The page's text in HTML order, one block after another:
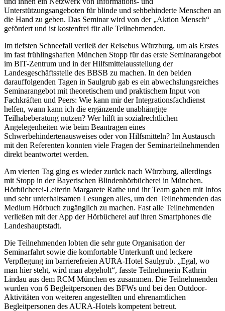
Unterstützungsangeboten für blinde und sehbehinderte Menschen an
die Hand zu geben. Das Seminar wird von der „Aktion Mensch“
gefördert und ist kostenfrei für alle Teilnehmenden.
Im tiefsten Schneefall verließ der Reisebus Würzburg, um als Erstes
im fast frühlingshaften München Stopp für das erste Seminarangebot
im BIT-Zentrum und in der Hilfsmittelausstellung der
Landesgeschäftsstelle des BBSB zu machen. In den beiden
darauffolgenden Tagen in Saulgrub gab es ein abwechslungsreiches
Seminarangebot mit theoretischem und praktischem Input von
Fachkräften und Peers: Wie kann mir der Integrationsfachdienst
helfen, wann kann ich die ergänzende unabhängige
Teilhabeberatung nutzen? Wer hilft in sozialrechtlichen
Angelegenheiten wie beim Beantragen eines
Schwerbehindertenausweises oder von Hilfsmitteln? Im Austausch
mit den Referenten konnten viele Fragen der Seminarteilnehmenden
direkt beantwortet werden.
Am vierten Tag ging es wieder zurück nach Würzburg, allerdings
mit Stopp in der Bayerischen Blindenhörbücherei in München.
Hörbücherei-Leiterin Margarete Rathe und ihr Team gaben mit Infos
und sehr unterhaltsamen Lesungen alles, um den Teilnehmenden das
Medium Hörbuch zugänglich zu machen. Fast alle Teilnehmenden
verließen mit der App der Hörbücherei auf ihren Smartphones die
Landeshauptstadt.
Die Teilnehmenden lobten die sehr gute Organisation der
Seminarfahrt sowie die komfortable Unterkunft und leckere
Verpflegung im barrierefreien AURA-Hotel Saulgrub. „Egal, wo
man hier steht, wird man abgeholt“, fasste Teilnehmerin Kathrin
Lindau aus dem RCM München es zusammen. Die Teilnehmenden
wurden von 6 Begleitpersonen des BFWs und bei den Outdoor-
Aktivitäten von weiteren angestellten und ehrenamtlichen
Begleitpersonen des AURA-Hotels kompetent betreut.